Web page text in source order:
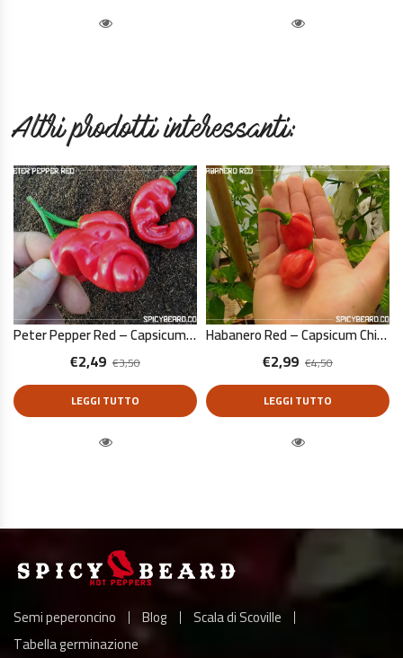
Altri prodotti interessanti:
Peter Pepper Red – Capsicum Annuum – 10 Semi Puri
€3,50
€2,49
LEGGI TUTTO
Habanero Red – Capsicum Chinense – 10 Semi Puri
€4,50
€2,99
LEGGI TUTTO
Semi peperoncino Blog
Scala di Scoville
Tabella germinazione